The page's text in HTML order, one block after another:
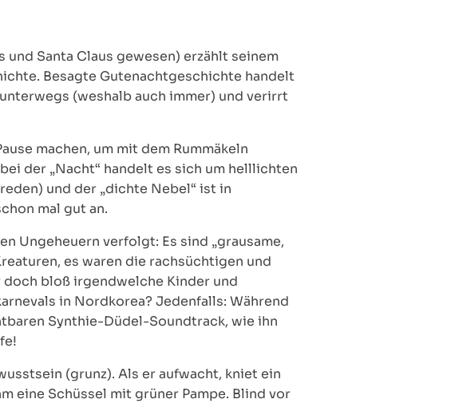
Santa Claus gewesen) erzählt seinem
Besagte Gutenachtgeschichte handelt
(weshalb auch immer) und verirrt
machen, um mit dem Rummäkeln
der „Nacht“ handelt es sich um helllichten
und der „dichte Nebel“ ist in
mal gut an.
Ungeheuern verfolgt: Es sind „grausame,
es waren die rachsüchtigen und
bloß irgendwelche Kinder und
in Nordkorea? Jedenfalls: Während
Synthie-Düdel-Soundtrack, wie ihn
(grunz). Als er aufwacht, kniet ein
eine Schüssel mit grüner Pampe. Blind vor